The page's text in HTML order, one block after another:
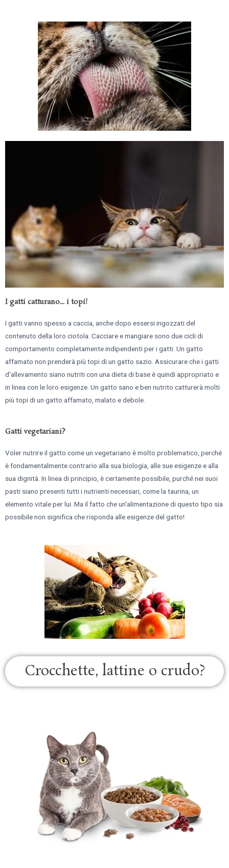
I gatti catturano... i topi!
I gatti vanno spesso a caccia, anche dopo essersi ingozzati del
contenuto della loro ciotola. Cacciare e mangiare sono due cicli di
comportamento completamente indipendenti per i gatti. Un gatto
affamato non prenderà più topi di un gatto sazio. Assicurare che i gatti
d'allevamento siano nutriti con una dieta di base è quindi appropriato e
in linea con le loro esigenze. Un gatto sano e ben nutrito catturerà molti
più topi di un gatto affamato, malato e debole.
Gatti vegetariani?
Voler nutrire il gatto come un vegetariano è molto problematico, perché
è fondamentalmente contrario alla sua biologia, alle sue esigenze e alla
sua dignità. In linea di principio, è certamente possibile, purché nei suoi
pasti siano presenti tutti i nutrienti necessari, come la taurina, un
elemento vitale per lui. Ma il fatto che un'alimentazione di questo tipo sia
possibile non significa che risponda alle esigenze del gatto!
Crocchette, lattine o crudo?